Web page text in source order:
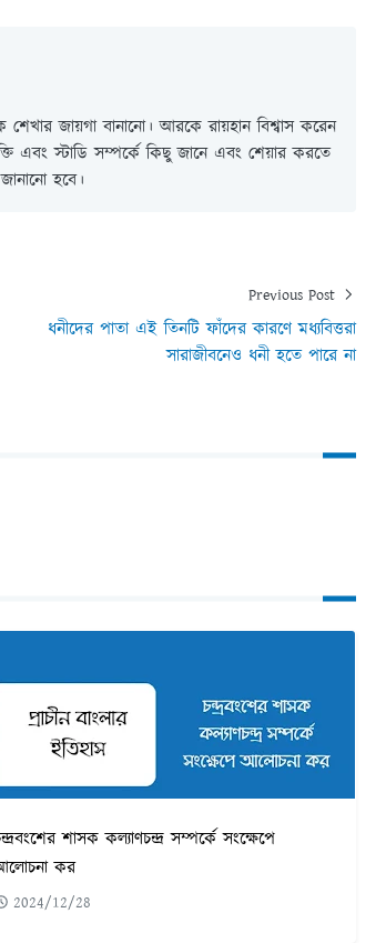
জায়গা বানানো। আরকে রায়হান বিশ্বাস করেন
এবং স্টাডি সম্পর্কে কিছু জানে এবং শেয়ার করতে
হবে।
Previous Post
ধনীদের পাতা এই তিনটি ফাঁদের কারণে মধ্যবিত্তরা
সারাজীবনেও ধনী হতে পারে না
শাসক কল্যাণচন্দ্র সম্পর্কে সংক্ষেপে
কর
2024/12/28